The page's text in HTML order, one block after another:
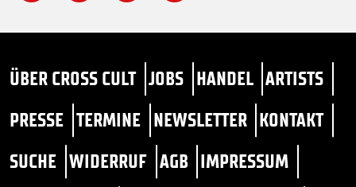
ÜBER CROSS CULT JOBS HANDEL ARTISTS
PRESSE TERMINE NEWSLETTER KONTAKT
SUCHE WIDERRUF AGB IMPRESSUM